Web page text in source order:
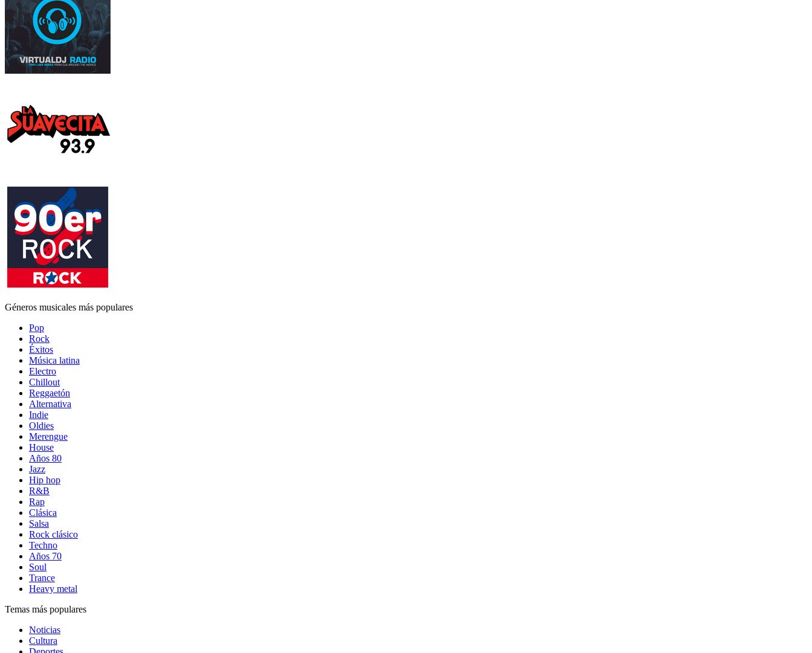
Géneros musicales más populares
Pop
Rock
Éxitos
Música latina
Electro
Chillout
Reggaetón
Alternativa
Indie
Oldies
Merengue
House
Años 80
Jazz
Hip hop
R&B
Rap
Clásica
Salsa
Rock clásico
Techno
Años 70
Soul
Trance
Heavy metal
Temas más populares
Noticias
Cultura